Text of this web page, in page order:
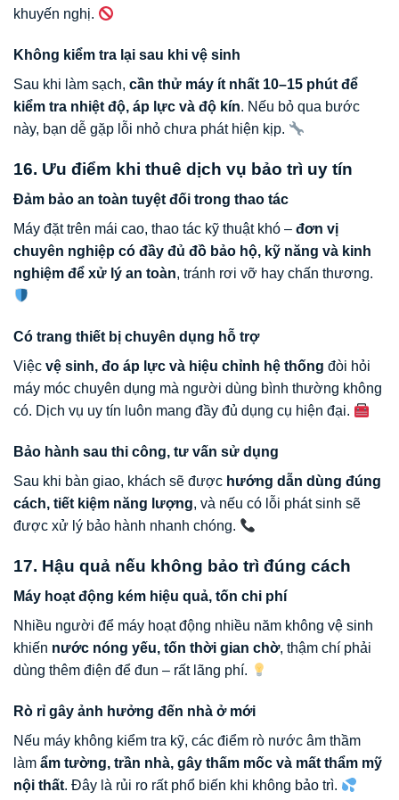
khuyến nghị.
Không kiểm tra lại sau khi vệ sinh
Sau khi làm sạch, cần thử máy ít nhất 10–15 phút để
kiểm tra nhiệt độ, áp lực và độ kín. Nếu bỏ qua bước
này, bạn dễ gặp lỗi nhỏ chưa phát hiện kịp.
16. Ưu điểm khi thuê dịch vụ bảo trì uy tín
Đảm bảo an toàn tuyệt đối trong thao tác
Máy đặt trên mái cao, thao tác kỹ thuật khó – đơn vị
chuyên nghiệp có đầy đủ đồ bảo hộ, kỹ năng và kinh
nghiệm để xử lý an toàn, tránh rơi vỡ hay chấn thương.
Có trang thiết bị chuyên dụng hỗ trợ
Việc vệ sinh, đo áp lực và hiệu chỉnh hệ thống đòi hỏi
máy móc chuyên dụng mà người dùng bình thường không
có. Dịch vụ uy tín luôn mang đầy đủ dụng cụ hiện đại.
Bảo hành sau thi công, tư vấn sử dụng
Sau khi bàn giao, khách sẽ được hướng dẫn dùng đúng
cách, tiết kiệm năng lượng, và nếu có lỗi phát sinh sẽ
được xử lý bảo hành nhanh chóng.
17. Hậu quả nếu không bảo trì đúng cách
Máy hoạt động kém hiệu quả, tốn chi phí
Nhiều người để máy hoạt động nhiều năm không vệ sinh
khiến nước nóng yếu, tốn thời gian chờ, thậm chí phải
dùng thêm điện để đun – rất lãng phí.
Rò rỉ gây ảnh hưởng đến nhà ở mới
Nếu máy không kiểm tra kỹ, các điểm rò nước âm thầm
làm ẩm tường, trần nhà, gây thấm mốc và mất thẩm mỹ
nội thất. Đây là rủi ro rất phổ biến khi không bảo trì.